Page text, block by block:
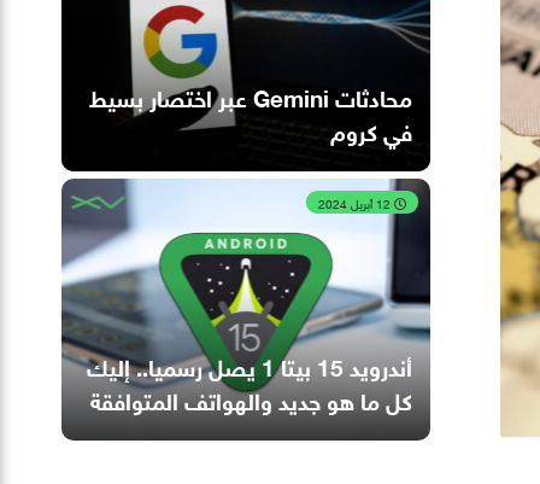
محادثات Gemini عبر اختصار بسيط
في كروم
أندرويد 15 بيتا 1 يصل رسميا.. إليك
كل ما هو جديد والهواتف المتوافقة